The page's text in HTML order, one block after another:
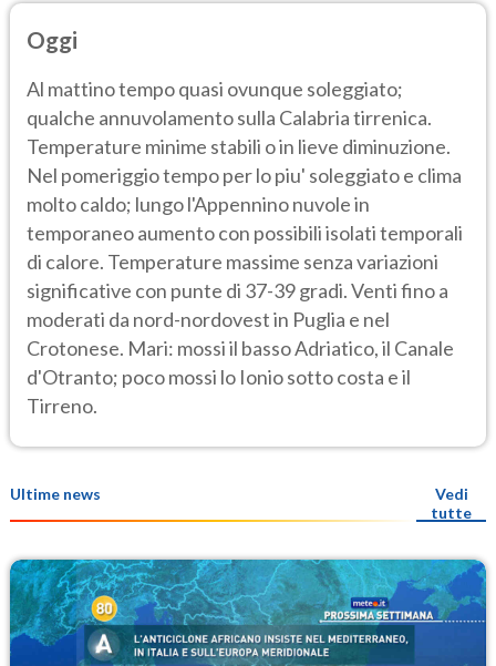
Oggi
Al mattino tempo quasi ovunque soleggiato;
qualche annuvolamento sulla Calabria tirrenica.
Temperature minime stabili o in lieve diminuzione.
Nel pomeriggio tempo per lo piu' soleggiato e clima
molto caldo; lungo l'Appennino nuvole in
temporaneo aumento con possibili isolati temporali
di calore. Temperature massime senza variazioni
significative con punte di 37-39 gradi. Venti fino a
moderati da nord-nordovest in Puglia e nel
Crotonese. Mari: mossi il basso Adriatico, il Canale
d'Otranto; poco mossi lo Ionio sotto costa e il
Tirreno.
Ultime news
Vedi
tutte